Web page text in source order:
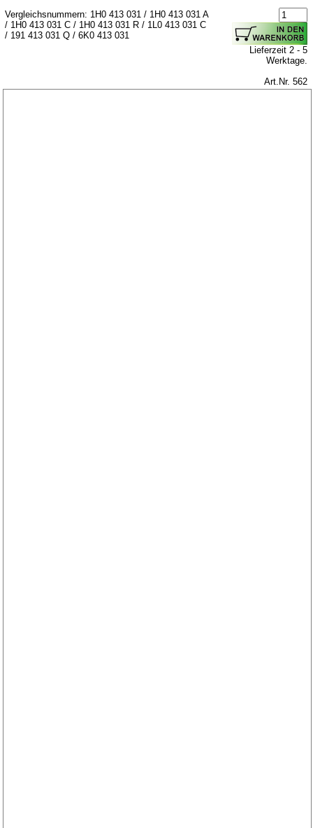
Vergleichsnummern: 1H0 413 031 / 1H0 413 031 A
/ 1H0 413 031 C / 1H0 413 031 R / 1L0 413 031 C
/ 191 413 031 Q / 6K0 413 031
Lieferzeit 2 - 5
Werktage.
Art.Nr. 562